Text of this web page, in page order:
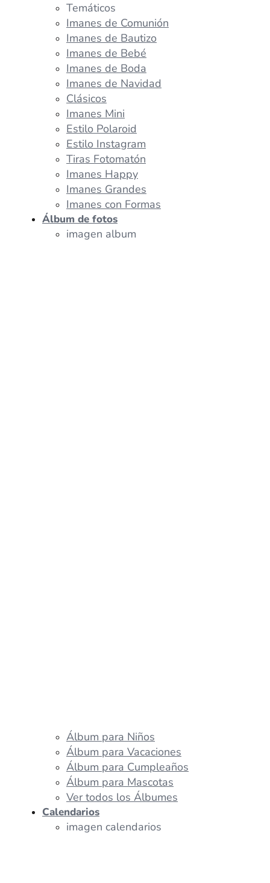
Temáticos
Imanes de Comunión
Imanes de Bautizo
Imanes de Bebé
Imanes de Boda
Imanes de Navidad
Clásicos
Imanes Mini
Estilo Polaroid
Estilo Instagram
Tiras Fotomatón
Imanes Happy
Imanes Grandes
Imanes con Formas
Álbum de fotos
imagen album
Álbum para Niños
Álbum para Vacaciones
Álbum para Cumpleaños
Álbum para Mascotas
Ver todos los Álbumes
Calendarios
imagen calendarios